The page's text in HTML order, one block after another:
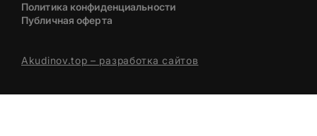
Политика конфиденциальности
Публичная оферта
Akudinov.top – разработка сайтов